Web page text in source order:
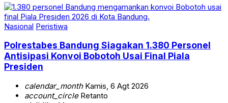
Nasional Peristiwa
Polrestabes Bandung Siagakan 1.380 Personel
Antisipasi Konvoi Bobotoh Usai Final Piala
Presiden
calendar_monthKamis, 6 Agt 2026
account_circleRetanto